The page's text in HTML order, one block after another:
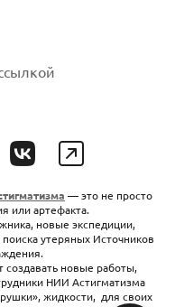
— это не просто
или артефакта.
новые экспедиции,
утеряных Источников
создавать новые работы,
НИИ Астигматизма
жидкости, для своих